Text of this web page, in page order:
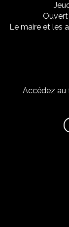
Le maire et les
Accédez au